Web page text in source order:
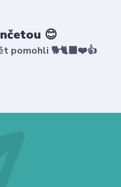
😊
pomohli 🐕🐈‍⬛❤️👍